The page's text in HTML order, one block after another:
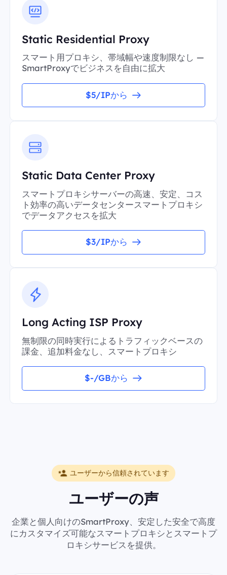
Static Residential Proxy
スマート用プロキシ、帯域幅や速度制限なし —
SmartProxyでビジネスを自由に拡大
$5/IPから
Static Data Center Proxy
スマートプロキシサーバーの高速、安定、コス
ト効率の高いデータセンタースマートプロキシ
でデータアクセスを拡大
$3/IPから
Long Acting ISP Proxy
無制限の同時実行によるトラフィックベースの
課金、追加料金なし、スマートプロキシ
$-/GBから
ユーザーから信頼されています
ユーザーの声
企業と個人向けのSmartProxy、安定した安全で高度
にカスタマイズ可能なスマートプロキシとスマートプ
ロキシサービスを提供。